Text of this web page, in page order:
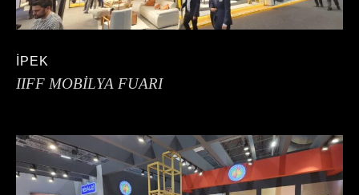
İPEK
IIFF MOBİLYA FUARI